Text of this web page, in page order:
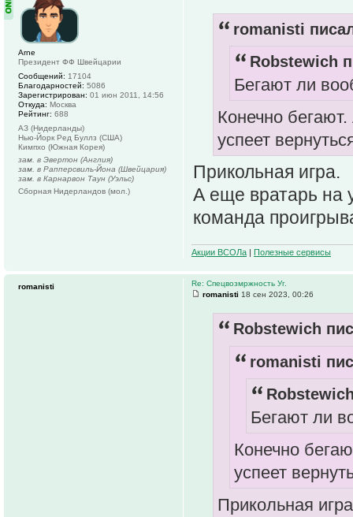
romanisti
Robstewich
Бегают ли
Конечно
успеет
Прикольная игра.
А еще вратарь на
команда
Акции ВСОЛа | Полезные сервисы
Arne
Президент ФФ Швейцарии
Сообщений: 17104
Благодарностей: 5086
Зарегистрирован: 01 июн 2011, 14:56
Откуда: Москва
Рейтинг: 688
АЗ (Нидерланды)
Нью-Йорк Ред Буллз (США)
Кимпхо (Южная Корея)
зам. в Эвертон (Англия)
зам. в Рапперсвиль-Йона (Швейцария)
зам. в Карнарвон Таун (Уэльс)
Сборная Нидерландов (мол.)
Re: Спецвозмржность Уг.
romanisti 18 сен 2023, 00:26
Robstewich
romanisti
Бегают ли
Конечно
успеет
Прикольная
romanisti